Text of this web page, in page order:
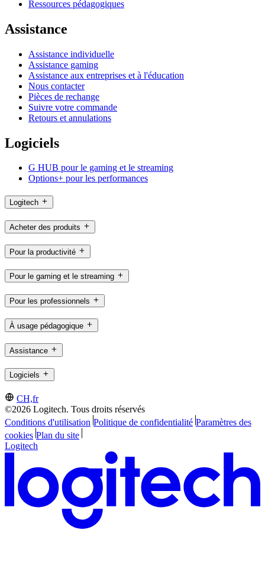
Ressources pédagogiques
Assistance
Assistance individuelle
Assistance gaming
Assistance aux entreprises et à l'éducation
Nous contacter
Pièces de rechange
Suivre votre commande
Retours et annulations
Logiciels
G HUB pour le gaming et le streaming
Options+ pour les performances
Logitech
Acheter des produits
Pour la productivité
Pour le gaming et le streaming
Pour les professionnels
À usage pédagogique
Assistance
Logiciels
CH,fr
©2026 Logitech. Tous droits réservés
Conditions d'utilisation Politique de confidentialité Paramètres des
cookies Plan du site
Logitech